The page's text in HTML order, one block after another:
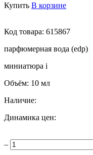
Купить В корзине
Код товара: 615867
парфюмерная вода (edp)
миниатюра i
Объём: 10 мл
Наличие:
Динамика цен:
–